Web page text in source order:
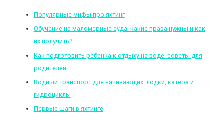
Популярные мифы про яхтинг
Обучение на маломерные суда: какие права нужны и как
их получить?
Как подготовить ребенка к отдыху на воде: советы для
родителей
Водный транспорт для начинающих: лодки, катера и
гидроциклы
Первые шаги в яхтинге